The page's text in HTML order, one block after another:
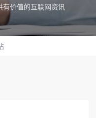
价值的互联网资讯